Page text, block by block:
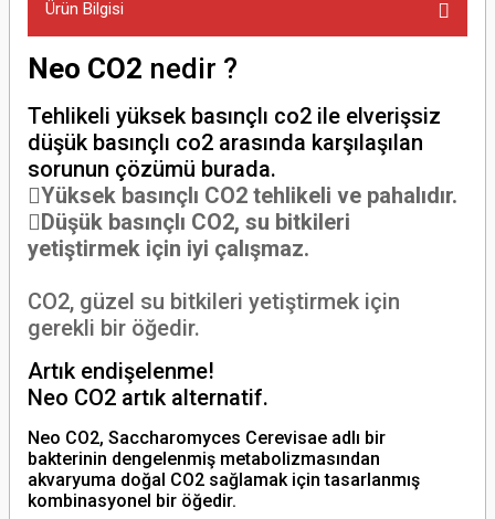
Ürün Bilgisi
Neo CO2 nedir ?
Tehlikeli yüksek basınçlı co2 ile elverişsiz
düşük basınçlı co2 arasında karşılaşılan
sorunun çözümü burada.
Yüksek basınçlı CO2 tehlikeli ve pahalıdır.
Düşük basınçlı CO2, su bitkileri
yetiştirmek için iyi çalışmaz.
CO2, güzel su bitkileri yetiştirmek için
gerekli bir öğedir.
Artık endişelenme!
Neo CO2 artık alternatif.
Neo CO2, Saccharomyces Cerevisae adlı bir
bakterinin dengelenmiş metabolizmasından
akvaryuma doğal CO2 sağlamak için tasarlanmış
kombinasyonel bir öğedir.